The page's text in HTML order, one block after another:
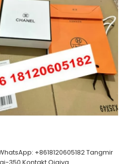
+8618120605182 Tangmir